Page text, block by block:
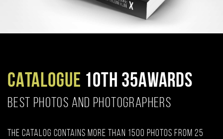
CATALOGUE 10TH 35AWARDS
BEST PHOTOS AND PHOTOGRAPHERS
The catalog contains more than 1500 photos from 25